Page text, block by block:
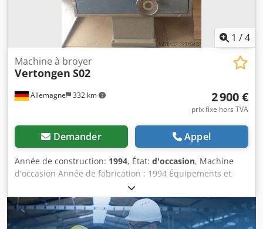
1 /4
Allemagne 332 km
Machine à broyer
Vertongen S02
2 900 €
prix fixe hors TVA
Demander Appel
Année de construction: 1994, État: d'occasion, Machine
d'occasion Année de fabrication : 1994 Équipements et
données techniques : Largeur de travail : 300 mm Dsdjzk
Nucepfx Aldjck Oscillation du bande abrasive : mécanique
Guidage des rouleaux : caoutchouté Unité de ponçage :
avec patin de ponçage Vitesse d'avance : 2 vitesses Sens